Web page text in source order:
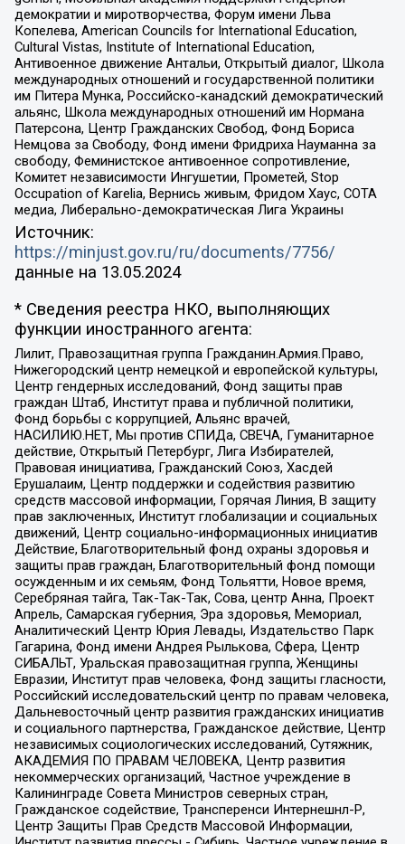
демократии и миротворчества, Форум имени Льва
Копелева, American Councils for International Education,
Cultural Vistas, Institute of International Education,
Антивоенное движение Антальи, Открытый диалог, Школа
международных отношений и государственной политики
им Питера Мунка, Российско-канадский демократический
альянс, Школа международных отношений им Нормана
Патерсона, Центр Гражданских Свобод, Фонд Бориса
Немцова за Свободу, Фонд имени Фридриха Науманна за
свободу, Феминистское антивоенное сопротивление,
Комитет независимости Ингушетии, Прометей, Stop
Occupation of Karelia, Вернись живым, Фридом Хаус, СОТА
медиа, Либерально-демократическая Лига Украины
Источник:
https://minjust.gov.ru/ru/documents/7756/
данные на 13.05.2024
* Сведения реестра НКО, выполняющих
функции иностранного агента:
Лилит, Правозащитная группа Гражданин.Армия.Право,
Нижегородский центр немецкой и европейской культуры,
Центр гендерных исследований, Фонд защиты прав
граждан Штаб, Институт права и публичной политики,
Фонд борьбы с коррупцией, Альянс врачей,
НАСИЛИЮ.НЕТ, Мы против СПИДа, СВЕЧА, Гуманитарное
действие, Открытый Петербург, Лига Избирателей,
Правовая инициатива, Гражданский Союз, Хасдей
Ерушалаим, Центр поддержки и содействия развитию
средств массовой информации, Горячая Линия, В защиту
прав заключенных, Институт глобализации и социальных
движений, Центр социально-информационных инициатив
Действие, Благотворительный фонд охраны здоровья и
защиты прав граждан, Благотворительный фонд помощи
осужденным и их семьям, Фонд Тольятти, Новое время,
Серебряная тайга, Так-Так-Так, Сова, центр Анна, Проект
Апрель, Самарская губерния, Эра здоровья, Мемориал,
Аналитический Центр Юрия Левады, Издательство Парк
Гагарина, Фонд имени Андрея Рылькова, Сфера, Центр
СИБАЛЬТ, Уральская правозащитная группа, Женщины
Евразии, Институт прав человека, Фонд защиты гласности,
Российский исследовательский центр по правам человека,
Дальневосточный центр развития гражданских инициатив
и социального партнерства, Гражданское действие, Центр
независимых социологических исследований, Сутяжник,
АКАДЕМИЯ ПО ПРАВАМ ЧЕЛОВЕКА, Центр развития
некоммерческих организаций, Частное учреждение в
Калининграде Совета Министров северных стран,
Гражданское содействие, Трансперенси Интернешнл-Р,
Центр Защиты Прав Средств Массовой Информации,